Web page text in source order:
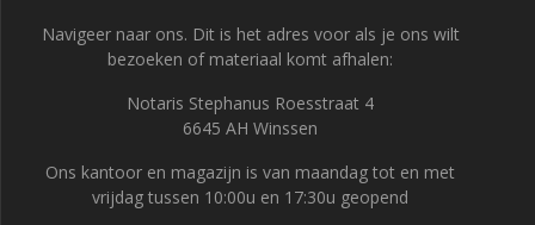
Navigeer naar ons. Dit is het adres voor als je ons wilt
bezoeken of materiaal komt afhalen:
Notaris Stephanus Roesstraat 4
6645 AH Winssen
Ons kantoor en magazijn is van maandag tot en met
vrijdag tussen 10:00u en 17:30u geopend